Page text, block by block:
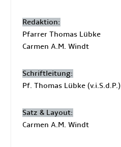
Redaktion:
Pfarrer Thomas Lübke
Carmen A.M. Windt
Schriftleitung:
Pf. Thomas Lübke (v.i.S.d.P.)
Satz & Layout:
Carmen A.M. Windt